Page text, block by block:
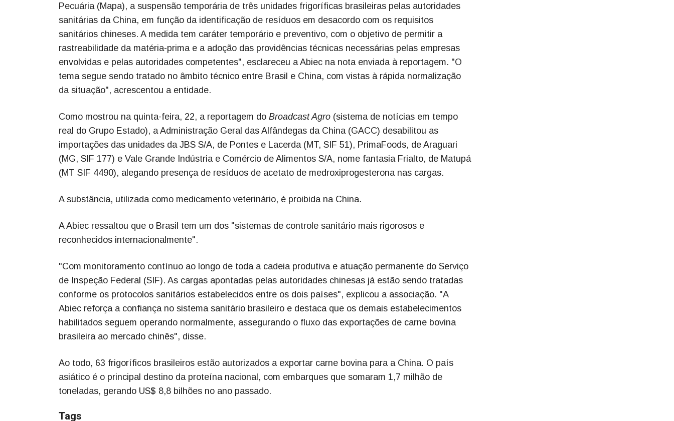
Pecuária (Mapa), a suspensão temporária de três unidades frigoríficas brasileiras pelas autoridades
sanitárias da China, em função da identificação de resíduos em desacordo com os requisitos
sanitários chineses. A medida tem caráter temporário e preventivo, com o objetivo de permitir a
rastreabilidade da matéria-prima e a adoção das providências técnicas necessárias pelas empresas
envolvidas e pelas autoridades competentes", esclareceu a Abiec na nota enviada à reportagem. "O
tema segue sendo tratado no âmbito técnico entre Brasil e China, com vistas à rápida normalização
da situação", acrescentou a entidade.
Como mostrou na quinta-feira, 22, a reportagem do Broadcast Agro (sistema de notícias em tempo
real do Grupo Estado), a Administração Geral das Alfândegas da China (GACC) desabilitou as
importações das unidades da JBS S/A, de Pontes e Lacerda (MT, SIF 51), PrimaFoods, de Araguari
(MG, SIF 177) e Vale Grande Indústria e Comércio de Alimentos S/A, nome fantasia Frialto, de Matupá
(MT SIF 4490), alegando presença de resíduos de acetato de medroxiprogesterona nas cargas.
A substância, utilizada como medicamento veterinário, é proibida na China.
A Abiec ressaltou que o Brasil tem um dos "sistemas de controle sanitário mais rigorosos e
reconhecidos internacionalmente".
"Com monitoramento contínuo ao longo de toda a cadeia produtiva e atuação permanente do Serviço
de Inspeção Federal (SIF). As cargas apontadas pelas autoridades chinesas já estão sendo tratadas
conforme os protocolos sanitários estabelecidos entre os dois países", explicou a associação. "A
Abiec reforça a confiança no sistema sanitário brasileiro e destaca que os demais estabelecimentos
habilitados seguem operando normalmente, assegurando o fluxo das exportações de carne bovina
brasileira ao mercado chinês", disse.
Ao todo, 63 frigoríficos brasileiros estão autorizados a exportar carne bovina para a China. O país
asiático é o principal destino da proteína nacional, com embarques que somaram 1,7 milhão de
toneladas, gerando US$ 8,8 bilhões no ano passado.
Tags